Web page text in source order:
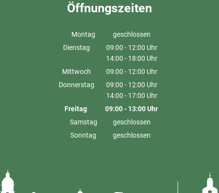
Öffnungszeiten
Montag
geschlossen
Dienstag
09:00 - 12:00 Uhr
Von 09:00 bis 12:00 Uhr
14:00 - 18:00 Uhr
Von 14:00 bis 18:00 Uhr
Mittwoch 09:00 - 12:00 Uhr
Von 09:00 bis 12:00 Uhr
Donnerstag 09:00 - 12:00 Uhr
Von 09:00 bis 12:00 Uhr
14:00 - 17:00 Uhr
Von 14:00 bis 17:00 Uhr
Freitag 09:00- 13:00Uhr
Von 09:00 bis 13:00 Uhr
Samstag
geschlossen
Sonntag
geschlossen